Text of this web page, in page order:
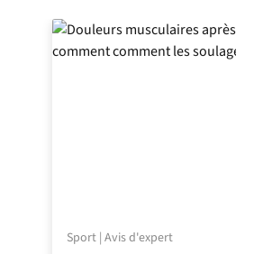
Sport | Avis d'expert